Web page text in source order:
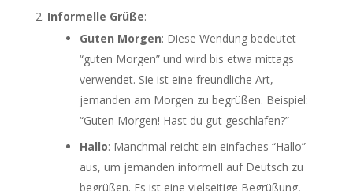
Informelle Grüße:
Guten Morgen: Diese Wendung bedeutet
“guten Morgen” und wird bis etwa mittags
verwendet. Sie ist eine freundliche Art,
jemanden am Morgen zu begrüßen. Beispiel:
“Guten Morgen! Hast du gut geschlafen?”
Hallo: Manchmal reicht ein einfaches “Hallo”
aus, um jemanden informell auf Deutsch zu
begrüßen. Es ist eine vielseitige Begrüßung,